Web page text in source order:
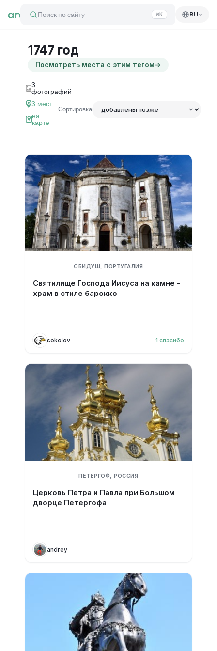
Поиск по сайту ⌘K RU
1747 год
Посмотреть места с этим тегом→
3
фотографий
3 мест
на
карте
Сортировка
ОБИДУШ, ПОРТУГАЛИЯ
Святилище Господа Иисуса на камне -
храм в стиле барокко
sokolov 1 спасибо
ПЕТЕРГОФ, РОССИЯ
Церковь Петра и Павла при Большом
дворце Петергофа
andrey